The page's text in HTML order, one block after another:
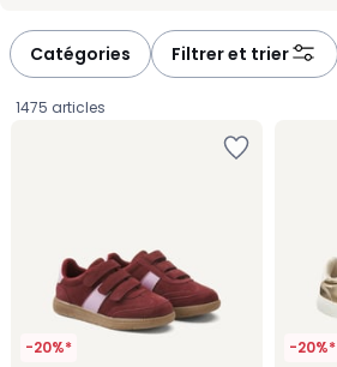
Catégories Filtrer et trier
1475 articles
-20%* -20%*